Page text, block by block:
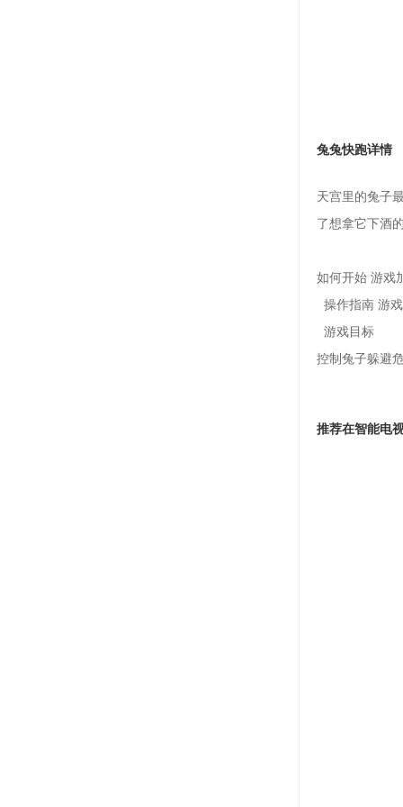
兔兔快跑详情
天宫里的兔子
了想拿它下酒
如何开始 游戏
操作指南 游
游戏目标
控制兔子躲避
推荐在智能电